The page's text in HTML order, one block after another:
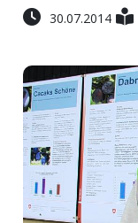
Stellen
E-
Paper
App
30.07.2014